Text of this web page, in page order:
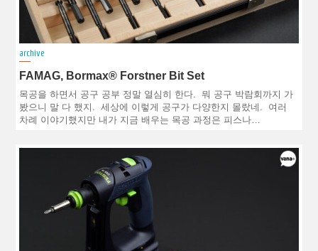
archive
FAMAG, Bormax® Forstner Bit Set
목공을 하면서 공구 공부 정말 열심히 한다. 뭐 공구 박람회까지 가
봤으니 말 다 했지. 세상에 이렇게 공구가 다양한지 몰랐네. 여러
차례 이야기했지만 내가 지금 배우는 목공 과정은 피스나…